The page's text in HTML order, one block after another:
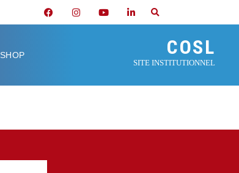
SHOP COSL
SITE INSTITUTIONNEL